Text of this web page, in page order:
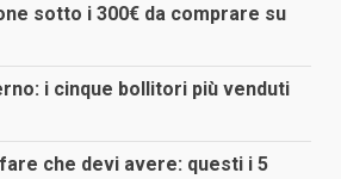
sotto i 300€ da comprare su
i cinque bollitori più venduti
che devi avere: questi i 5